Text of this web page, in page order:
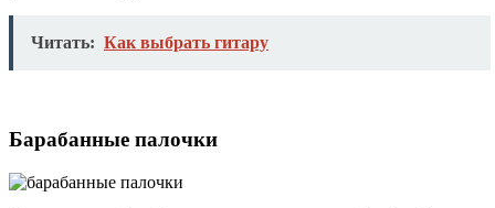
Читать: Как выбрать гитару
Барабанные палочки